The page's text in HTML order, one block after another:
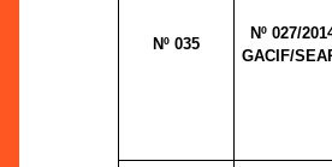
Nº 035
Nº 027/
GACIF/